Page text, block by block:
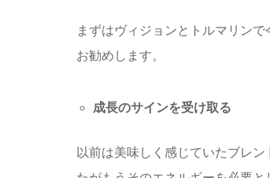
まずはヴィジョンとトルマリン
お勧めします。
成長のサインを受け取る
以前は美味しく感じていたブレ